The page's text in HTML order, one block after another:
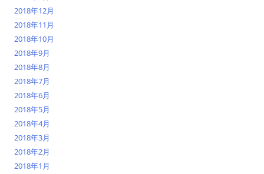
2018年12月
2018年11月
2018年10月
2018年9月
2018年8月
2018年7月
2018年6月
2018年5月
2018年4月
2018年3月
2018年2月
2018年1月